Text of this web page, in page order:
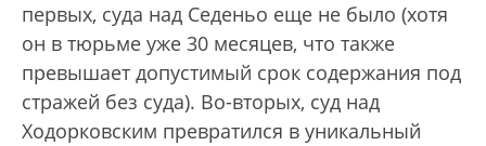
первых, суда над Седеньо еще не было (хотя
он в тюрьме уже 30 месяцев, что также
превышает допустимый срок содержания под
стражей без суда). Во-вторых, суд над
Ходорковским превратился в уникальный